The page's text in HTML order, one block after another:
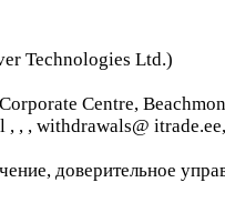
Technologies Ltd.)
Centre,
, , , withdrawals@
доверительное